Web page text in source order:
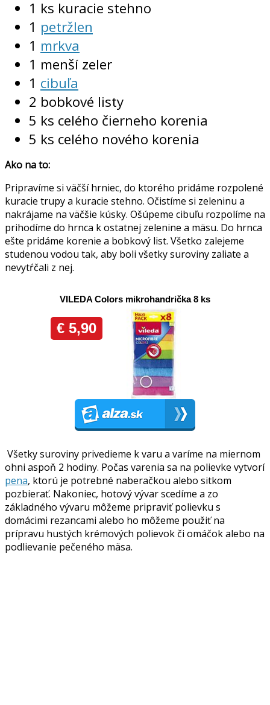
1 ks kuracie stehno
1 petržlen
1 mrkva
1 menší zeler
1 cibuľa
2 bobkové listy
5 ks celého čierneho korenia
5 ks celého nového korenia
Ako na to:
Pripravíme si väčší hrniec, do ktorého pridáme rozpolené
kuracie trupy a kuracie stehno. Očistíme si zeleninu a
nakrájame na väčšie kúsky. Ošúpeme cibuľu rozpolíme na
prihodíme do hrnca k ostatnej zelenine a mäsu. Do hrnca
ešte pridáme korenie a bobkový list. Všetko zalejeme
studenou vodou tak, aby boli všetky suroviny zaliate a
nevytŕčali z nej.
Všetky suroviny privedieme k varu a varíme na miernom
ohni aspoň 2 hodiny. Počas varenia sa na polievke vytvorí
pena, ktorú je potrebné naberačkou alebo sitkom
pozbierať. Nakoniec, hotový vývar scedíme a zo
základného vývaru môžeme pripraviť polievku s
domácimi rezancami alebo ho môžeme použiť na
prípravu hustých krémových polievok či omáčok alebo na
podlievanie pečeného mäsa.